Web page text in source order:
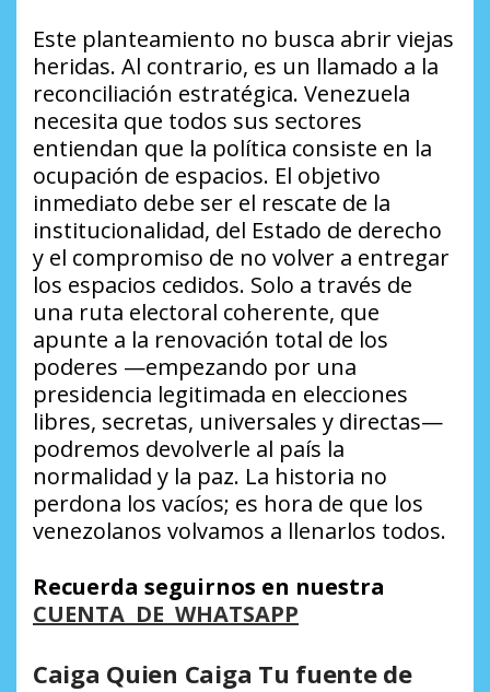
Este planteamiento no busca abrir viejas
heridas. Al contrario, es un llamado a la
reconciliación estratégica. Venezuela
necesita que todos sus sectores
entiendan que la política consiste en la
ocupación de espacios. El objetivo
inmediato debe ser el rescate de la
institucionalidad, del Estado de derecho
y el compromiso de no volver a entregar
los espacios cedidos. Solo a través de
una ruta electoral coherente, que
apunte a la renovación total de los
poderes —empezando por una
presidencia legitimada en elecciones
libres, secretas, universales y directas—
podremos devolverle al país la
normalidad y la paz. La historia no
perdona los vacíos; es hora de que los
venezolanos volvamos a llenarlos todos.
Recuerda seguirnos en nuestra
CUENTA DE WHATSAPP
Caiga Quien Caiga Tu fuente de